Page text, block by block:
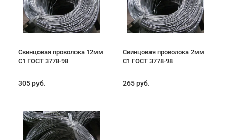
Свинцовая проволока 12мм
С1 ГОСТ 3778-98
305 руб.
Свинцовая проволока 2мм
С1 ГОСТ 3778-98
265 руб.